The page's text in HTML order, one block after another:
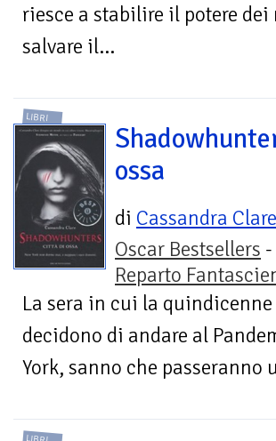
riesce a stabilire il potere
salvare il...
LIBRI
ossa
di Cassandra Clare
Oscar Bestsellers
Reparto
La sera in cui la
decidono di andare al
York, sanno che